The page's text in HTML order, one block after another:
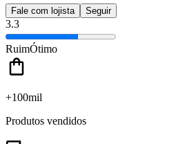
Fale com lojista Seguir
3.3
RuimÓtimo
+100mil
Produtos vendidos